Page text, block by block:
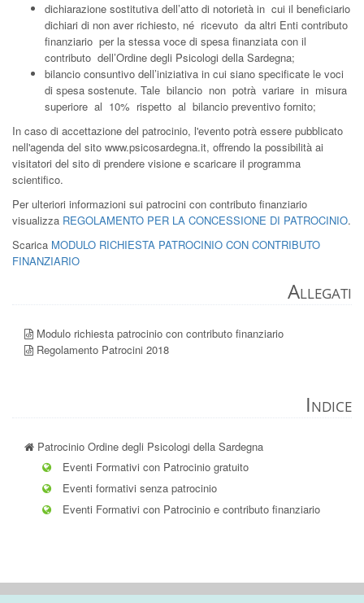
dichiarazione sostitutiva dell’atto di notorietà in cui il beneficiario
dichiari di non aver richiesto, né ricevuto da altri Enti contributo
finanziario per la stessa voce di spesa finanziata con il
contributo dell’Ordine degli Psicologi della Sardegna;
bilancio consuntivo dell’iniziativa in cui siano specificate le voci
di spesa sostenute. Tale bilancio non potrà variare in misura
superiore al 10% rispetto al bilancio preventivo fornito;
In caso di accettazione del patrocinio, l'evento potrà essere pubblicato
nell'agenda del sito www.psicosardegna.it, offrendo la possibilità ai
visitatori del sito di prendere visione e scaricare il programma
scientifico.
Per ulteriori informazioni sui patrocini con contributo finanziario
visualizza REGOLAMENTO PER LA CONCESSIONE DI PATROCINIO.
Scarica MODULO RICHIESTA PATROCINIO CON CONTRIBUTO
FINANZIARIO
Allegati
Modulo richiesta patrocinio con contributo finanziario
Regolamento Patrocini 2018
Indice
Patrocinio Ordine degli Psicologi della Sardegna
Eventi Formativi con Patrocinio gratuito
Eventi formativi senza patrocinio
Eventi Formativi con Patrocinio e contributo finanziario